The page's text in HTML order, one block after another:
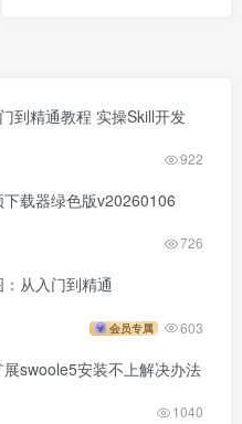
到精通教程 实操Skill开发
922
载器绿色版v20260106
726
从入门到精通
会员专属 603
swoole5安装不上解决办法
1040